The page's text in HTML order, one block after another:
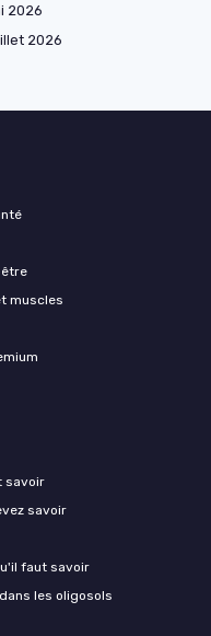
2026
2026
muscles
savoir
savoir
faut savoir
les oligosols